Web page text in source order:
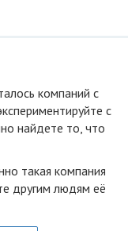
компаний с
с
найдете то, что
такая компания
другим людям её